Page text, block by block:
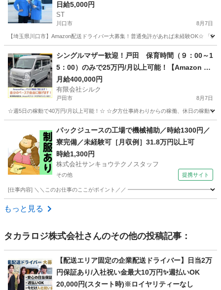
日給5,000円
ST
川口市 8月7日
【埼玉県川口市】Amazon配送ドライバー大募集！普通免許があれば未経験OK☆ 「
ドライバー Amazon
シングルマザー歓迎！戸田 保育時間（９：00～1
5：00）のみで25万円/月以上可能！【Amazon Fl
ex】で稼ぎましょう！
月給400,000円
有限会社シルク
戸田市 8月7日
☆週5日の稼動で40万円/月以上可能！☆ ☆夕方仕事終わりからの稼働、休日の稼動で
配送
パックジュースの工場で機械補助／時給1300円／
寮完備／未経験可［月収例］31.8万円以上可
時給1,300円
株式会社サンキョウテクノスタッフ
その他 提携サイト
[仕事内容] ＼＼このお仕事のここがポイント／／ ━━━━━━━━━━━━━━━━━ ◎
埼玉 その他
もっと見る
タカラロジ株式会社さんのその他の投稿記事：
【配送エリア固定の企業配送ドライバー】日当2万
円保証あり/入社祝い金最大10万円✨週払いOK
20,000円(スタート時)※ロイヤリティーなし